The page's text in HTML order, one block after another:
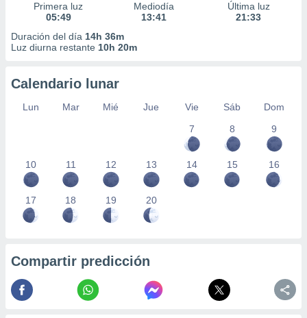
Primera luz
05:49
Mediodía
13:41
Última luz
21:33
Duración del día 14h 36m
Luz diurna restante 10h 20m
Calendario lunar
Lun Mar Mié Jue Vie Sáb
Dom
7
8 9
10 11 12 13 14 15 16
17 18 19 20
Compartir predicción